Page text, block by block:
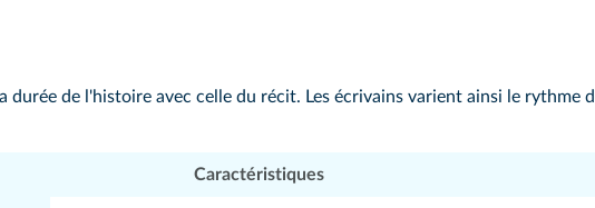
durée de l'histoire avec celle du récit. Les écrivains varient ainsi le rythme
Caractéristiques